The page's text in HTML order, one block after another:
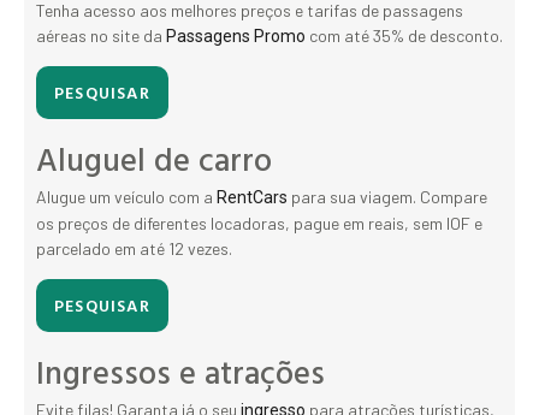
Tenha acesso aos melhores preços e tarifas de passagens
aéreas no site da Passagens Promo com até 35% de desconto.
PESQUISAR
Aluguel de carro
Alugue um veículo com a RentCars para sua viagem. Compare
os preços de diferentes locadoras, pague em reais, sem IOF e
parcelado em até 12 vezes.
PESQUISAR
Ingressos e atrações
Evite filas! Garanta já o seu ingresso para atrações turísticas,